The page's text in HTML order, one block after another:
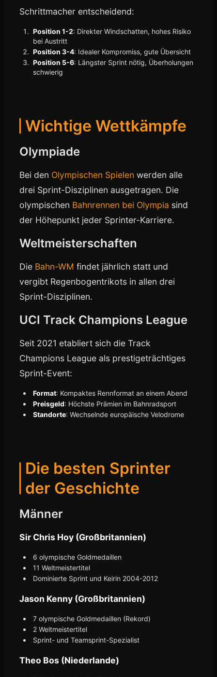
Schrittmacher entscheidend:
Position 1-2: Direkter Windschatten, hohes Risiko
bei Austritt
Position 3-4: Idealer Kompromiss, gute Übersicht
Position 5-6: Längster Sprint nötig, Überholungen
schwierig
Wichtige Wettkämpfe
Olympiade
Bei den Olympischen Spielen werden alle
drei Sprint-Disziplinen ausgetragen. Die
olympischen Bahnrennen bei Olympia sind
der Höhepunkt jeder Sprinter-Karriere.
Weltmeisterschaften
Die Bahn-WM findet jährlich statt und
vergibt Regenbogentrikots in allen drei
Sprint-Disziplinen.
UCI Track Champions League
Seit 2021 etabliert sich die Track
Champions League als prestigeträchtiges
Sprint-Event:
Format: Kompaktes Rennformat an einem Abend
Preisgeld: Höchste Prämien im Bahnradsport
Standorte: Wechselnde europäische Velodrome
Die besten Sprinter
der Geschichte
Männer
Sir Chris Hoy (Großbritannien)
6 olympische Goldmedaillen
11 Weltmeistertitel
Dominierte Sprint und Keirin 2004-2012
Jason Kenny (Großbritannien)
7 olympische Goldmedaillen (Rekord)
2 Weltmeistertitel
Sprint- und Teamsprint-Spezialist
Theo Bos (Niederlande)